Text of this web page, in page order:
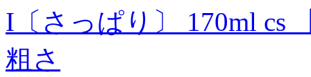
I〔さっぱり〕 170ml cs
粗さ